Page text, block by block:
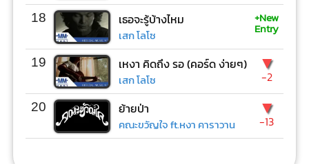
18 เธอจะรู้บ้างไหม
เสก โลโซ
+New
Entry
19 เหงา คิดถึง รอ (คอร์ด ง่ายๆ)
เสก โลโซ
▼
-2
20 ย้ายป่า
คณะขวัญใจ ft.หงา คาราวาน
▼
-13